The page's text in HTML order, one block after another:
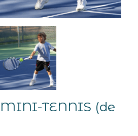
TENNIS (de